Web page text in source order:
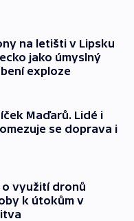
na letišti v Lipsku
jako úmyslný
exploze
Maďarů. Lidé i
se doprava i
o využití dronů
k útokům v